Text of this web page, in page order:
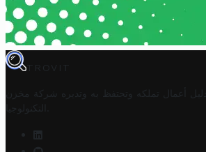
TROVIT
أعمال تملكه وتحتفظ به وتديره
شركة مخزن
التكنولوجيا